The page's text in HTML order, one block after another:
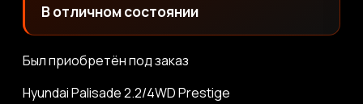
В отличном состоянии
Был приобретён под заказ
Hyundai Palisade 2.2/4WD Prestige